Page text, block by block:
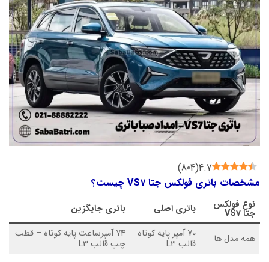
4.7
(
804
)
مشخصات باتری فولکس جتا VS7 چیست؟
نوع فولکس
جتا VS7 باتری اصلی باتری جایگزین
همه مدل ها 70 آمپر پایه کوتاه
قالب L3
74 آمپرساعت پایه کوتاه – قطب
چپ قالب L3